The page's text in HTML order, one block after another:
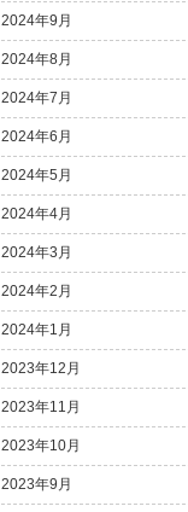
2024年9月
2024年8月
2024年7月
2024年6月
2024年5月
2024年4月
2024年3月
2024年2月
2024年1月
2023年12月
2023年11月
2023年10月
2023年9月